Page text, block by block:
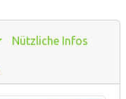
Nützliche Infos